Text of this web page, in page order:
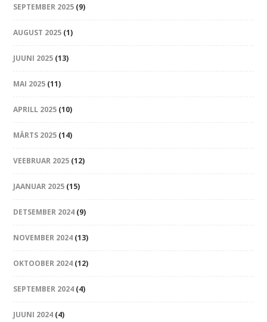
SEPTEMBER 2025 (9)
AUGUST 2025 (1)
JUUNI 2025 (13)
MAI 2025 (11)
APRILL 2025 (10)
MÄRTS 2025 (14)
VEEBRUAR 2025 (12)
JAANUAR 2025 (15)
DETSEMBER 2024 (9)
NOVEMBER 2024 (13)
OKTOOBER 2024 (12)
SEPTEMBER 2024 (4)
JUUNI 2024 (4)